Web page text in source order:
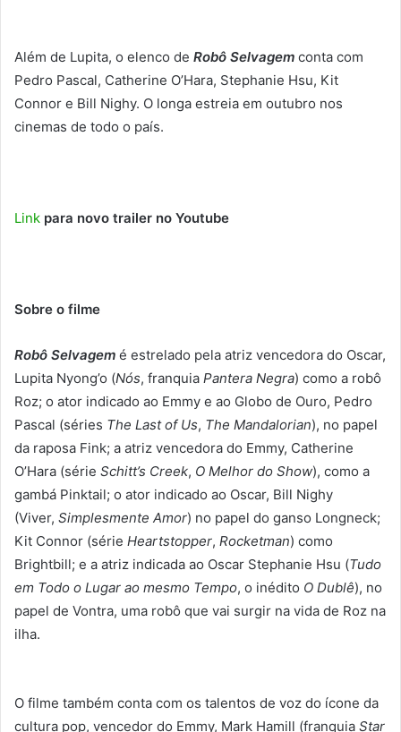
Além de Lupita, o elenco de Robô Selvagem conta com
Pedro Pascal, Catherine O’Hara, Stephanie Hsu, Kit
Connor e Bill Nighy. O longa estreia em outubro nos
cinemas de todo o país.
Link para novo trailer no Youtube
Sobre o filme
Robô Selvagem é estrelado pela atriz vencedora do Oscar,
Lupita Nyong’o (Nós, franquia Pantera Negra) como a robô
Roz; o ator indicado ao Emmy e ao Globo de Ouro, Pedro
Pascal (séries The Last of Us, The Mandalorian), no papel
da raposa Fink; a atriz vencedora do Emmy, Catherine
O’Hara (série Schitt’s Creek, O Melhor do Show), como a
gambá Pinktail; o ator indicado ao Oscar, Bill Nighy
(Viver, Simplesmente Amor) no papel do ganso Longneck;
Kit Connor (série Heartstopper, Rocketman) como
Brightbill; e a atriz indicada ao Oscar Stephanie Hsu (Tudo
em Todo o Lugar ao mesmo Tempo, o inédito O Dublê), no
papel de Vontra, uma robô que vai surgir na vida de Roz na
ilha.
O filme também conta com os talentos de voz do ícone da
cultura pop, vencedor do Emmy, Mark Hamill (franquia Star